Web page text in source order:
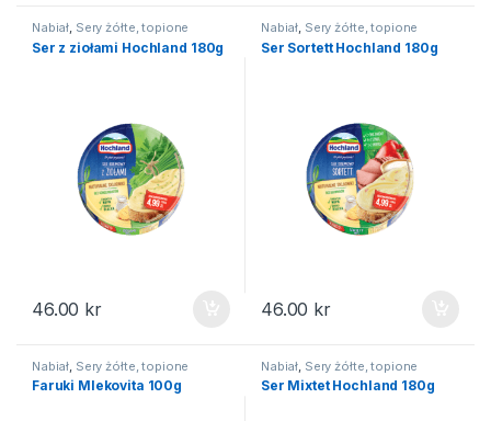
Nabiał, Sery żółte, topione
Ser z ziołami Hochland 180g
46.00 kr
Nabiał, Sery żółte, topione
Ser Sortett Hochland 180g
46.00 kr
Nabiał Sery żółte, topione
Faruki Mlekovita 100g
Nabiał Sery żółte, topione
Ser Mixtet Hochland 180g